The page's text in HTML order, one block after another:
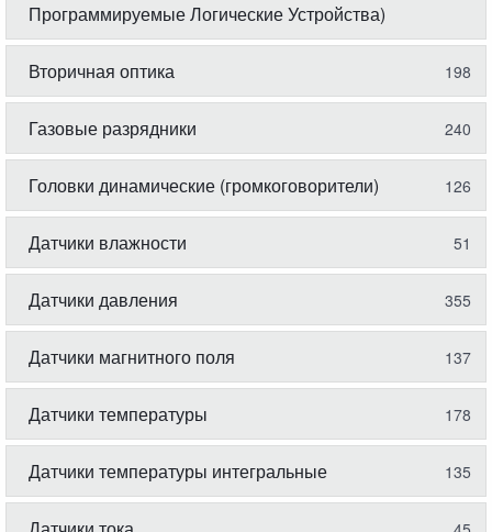
Программируемые Логические Устройства)
Вторичная оптика 198
Газовые разрядники 240
Головки динамические (громкоговорители) 126
Датчики влажности 51
Датчики давления 355
Датчики магнитного поля 137
Датчики температуры 178
Датчики температуры интегральные 135